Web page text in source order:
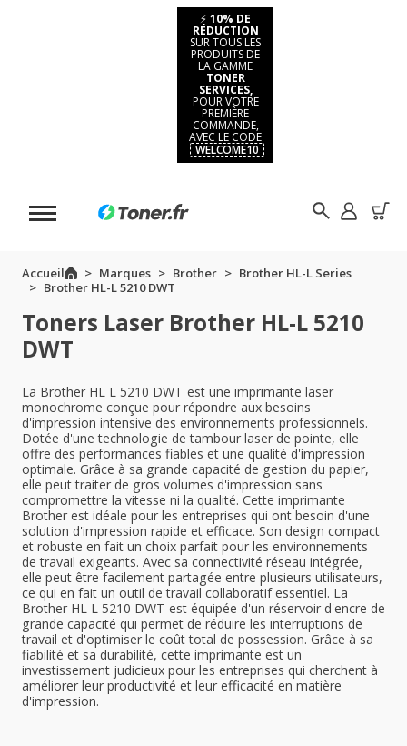
⚡ 10% DE
RÉDUCTION
SUR TOUS LES
PRODUITS DE
LA GAMME
TONER
SERVICES,
POUR VOTRE
PREMIÈRE
COMMANDE,
AVEC LE CODE
WELCOME10
Accueil Marques Brother
Brother HL-L Series
Brother HL-L 5210 DWT
Toners Laser Brother HL-L 5210
DWT
La Brother HL L 5210 DWT est une imprimante laser
monochrome conçue pour répondre aux besoins
d'impression intensive des environnements professionnels.
Dotée d'une technologie de tambour laser de pointe, elle
offre des performances fiables et une qualité d'impression
optimale. Grâce à sa grande capacité de gestion du papier,
elle peut traiter de gros volumes d'impression sans
compromettre la vitesse ni la qualité. Cette imprimante
Brother est idéale pour les entreprises qui ont besoin d'une
solution d'impression rapide et efficace. Son design compact
et robuste en fait un choix parfait pour les environnements
de travail exigeants. Avec sa connectivité réseau intégrée,
elle peut être facilement partagée entre plusieurs utilisateurs,
ce qui en fait un outil de travail collaboratif essentiel. La
Brother HL L 5210 DWT est équipée d'un réservoir d'encre de
grande capacité qui permet de réduire les interruptions de
travail et d'optimiser le coût total de possession. Grâce à sa
fiabilité et sa durabilité, cette imprimante est un
investissement judicieux pour les entreprises qui cherchent à
améliorer leur productivité et leur efficacité en matière
d'impression.